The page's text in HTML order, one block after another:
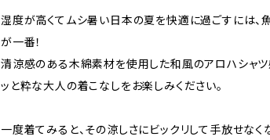
湿度が高くてムシ暑い日本の夏を快適に過ごすには、
が一番！
清涼感のある木綿素材を使用した和風のアロハシャツ
ッと粋な大人の着こなしをお楽しみください。
一度着てみると、その涼しさにビックリして手放せなく